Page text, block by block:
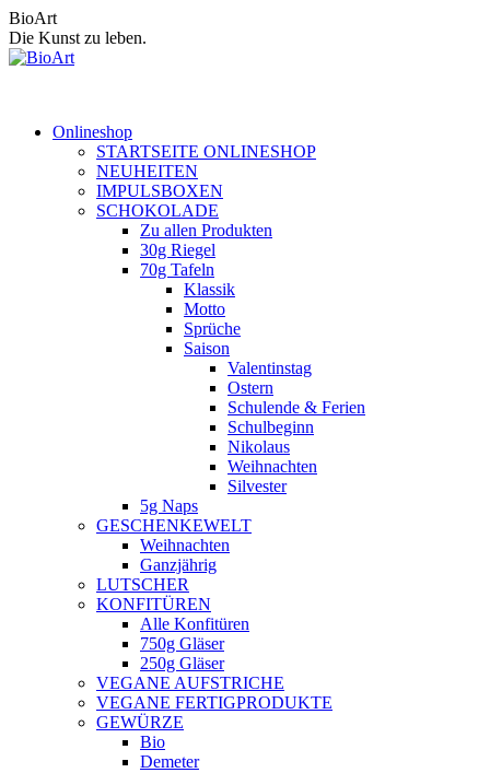
Zum
Inhalt
springen
BioArt
Die Kunst zu leben.
Onlineshop
STARTSEITE ONLINESHOP
NEUHEITEN
IMPULSBOXEN
SCHOKOLADE
Zu allen Produkten
30g Riegel
70g Tafeln
Klassik
Motto
Sprüche
Saison
Valentinstag
Ostern
Schulende & Ferien
Schulbeginn
Nikolaus
Weihnachten
Silvester
5g Naps
GESCHENKEWELT
Weihnachten
Ganzjährig
LUTSCHER
KONFITÜREN
Alle Konfitüren
750g Gläser
250g Gläser
VEGANE AUFSTRICHE
VEGANE FERTIGPRODUKTE
GEWÜRZE
Bio
Demeter